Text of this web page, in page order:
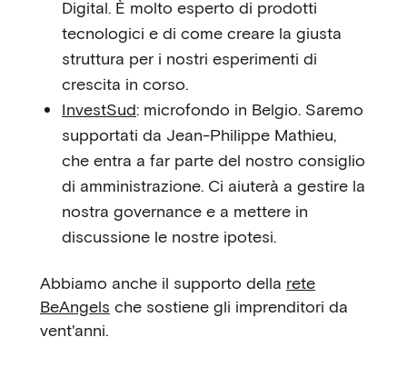
Digital. È molto esperto di prodotti
tecnologici e di come creare la giusta
struttura per i nostri esperimenti di
crescita in corso.
InvestSud: microfondo in Belgio. Saremo
supportati da Jean-Philippe Mathieu,
che entra a far parte del nostro consiglio
di amministrazione. Ci aiuterà a gestire la
nostra governance e a mettere in
discussione le nostre ipotesi.
Abbiamo anche il supporto della rete
BeAngels che sostiene gli imprenditori da
vent'anni.